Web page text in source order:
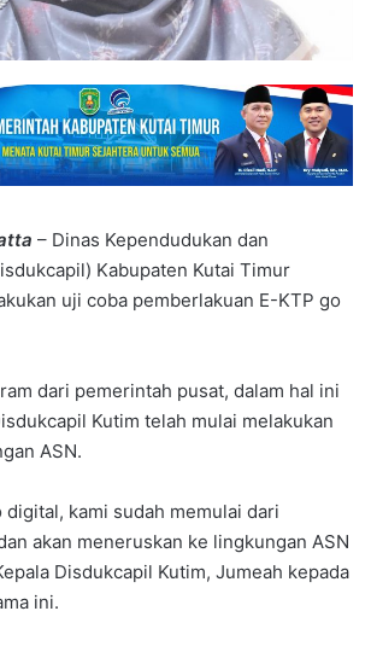
– Dinas Kependudukan dan
Kabupaten Kutai Timur
uji coba pemberlakuan E-KTP go
dari pemerintah pusat, dalam hal ini
Kutim telah mulai melakukan
ASN.
digital, kami sudah memulai dari
akan meneruskan ke lingkungan ASN
Disdukcapil Kutim, Jumeah kepada
ini.